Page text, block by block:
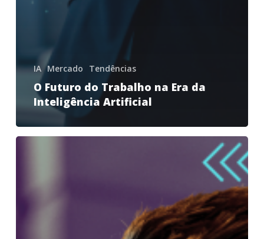
IA Mercado Tendências
O Futuro do Trabalho na Era da
Inteligência Artificial